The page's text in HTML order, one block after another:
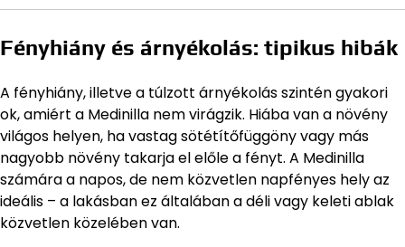
Fényhiány és árnyékolás: tipikus hibák
A fényhiány, illetve a túlzott árnyékolás szintén gyakori
ok, amiért a Medinilla nem virágzik. Hiába van a növény
világos helyen, ha vastag sötétítőfüggöny vagy más
nagyobb növény takarja el előle a fényt. A Medinilla
számára a napos, de nem közvetlen napfényes hely az
ideális – a lakásban ez általában a déli vagy keleti ablak
közvetlen közelében van.